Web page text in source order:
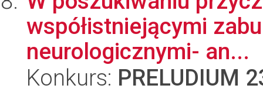
współistniejącymi
neurologicznymi- an...
Konkurs: PRELUDIUM